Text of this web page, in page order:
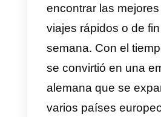
cómodos y
estancia, al
permite
forma más